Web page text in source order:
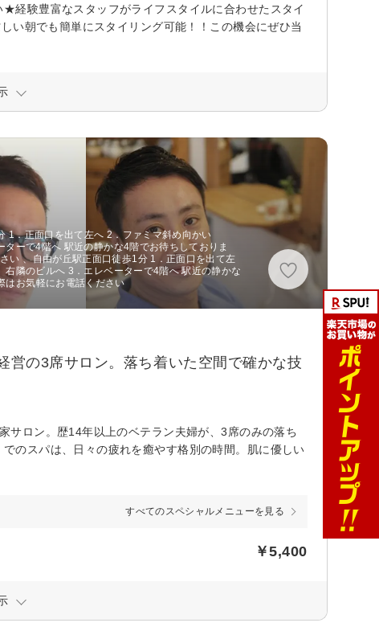
経験豊富なスタッフがライフスタイルに合わせたスタイ
い朝でも簡単にスタイリング可能！！この機会にぜひ当
1．正面口を出て左へ 2．ファミマ斜め向かい
ーで4階へ 駅近の静かな4階でお待ちしておりま
い 、自由が丘駅正面口徒歩1分 1．正面口を出て左
隣のビルへ 3．エレベーターで4階へ 駅近の静かな
はお気軽にお電話ください
営の3席サロン。落ち着いた空間で確かな技
サロン。歴14年以上のベテラン夫婦が、3席のみの落ち
のスパは、日々の疲れを癒やす格別の時間。肌に優しい
すべてのスペシャルメニューを見る
￥5,400